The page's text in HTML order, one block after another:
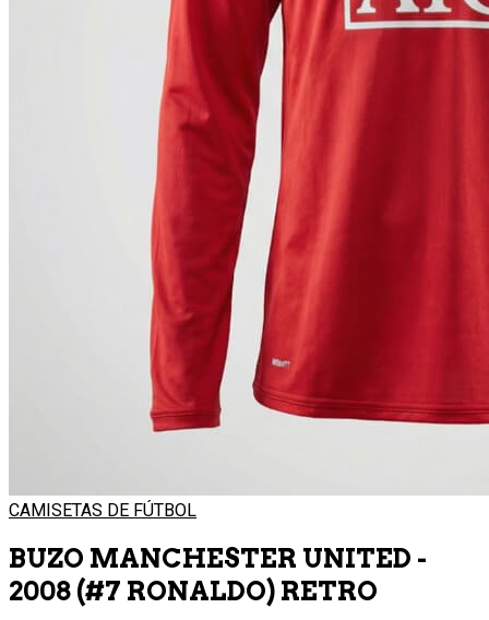
CAMISETAS DE FÚTBOL
BUZO MANCHESTER UNITED -
2008 (#7 RONALDO) RETRO